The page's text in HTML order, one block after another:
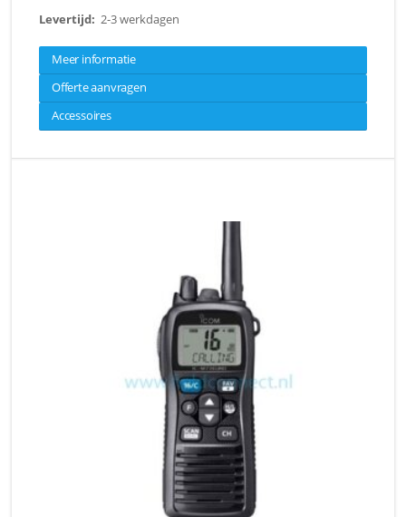
Levertijd: 2-3 werkdagen
Meer informatie
Offerte aanvragen
Accessoires